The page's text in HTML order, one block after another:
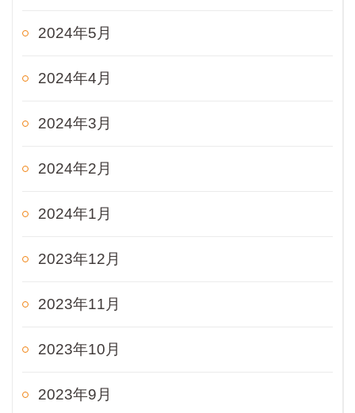
2024年5月
2024年4月
2024年3月
2024年2月
2024年1月
2023年12月
2023年11月
2023年10月
2023年9月